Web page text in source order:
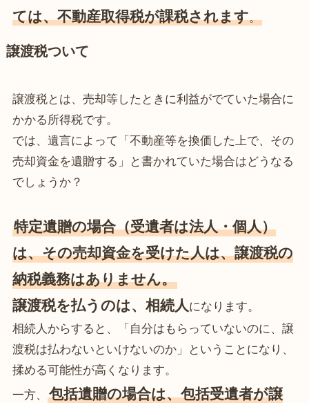
ては、不動産取得税が課税されます。
譲渡税ついて
譲渡税とは、売却等したときに利益がでていた場合に
かかる所得税です。
では、遺言によって「不動産等を換価した上で、その
売却資金を遺贈する」と書かれていた場合はどうなる
でしょうか？
特定遺贈の場合（受遺者は法人・個人）
は、その売却資金を受けた人は、譲渡税の
納税義務はありません。
譲渡税を払うのは、相続人になります。
相続人からすると、「自分はもらっていないのに、譲
渡税は払わないといけないのか」ということになり、
揉める可能性が高くなります。
一方、
包括遺贈の場合は、包括受遺者が譲